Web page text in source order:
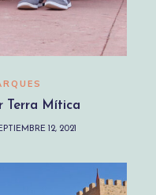
Terra Mítica
12, 2021